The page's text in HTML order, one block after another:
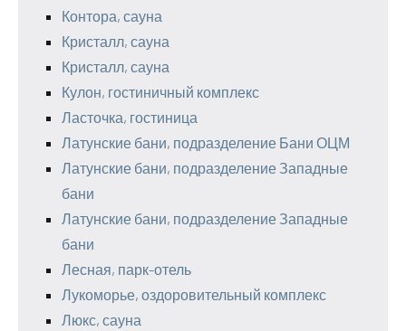
Контора, сауна
Кристалл, сауна
Кристалл, сауна
Кулон, гостиничный комплекс
Ласточка, гостиница
Латунские бани, подразделение Бани ОЦМ
Латунские бани, подразделение Западные
бани
Латунские бани, подразделение Западные
бани
Лесная, парк-отель
Лукоморье, оздоровительный комплекс
Люкс, сауна